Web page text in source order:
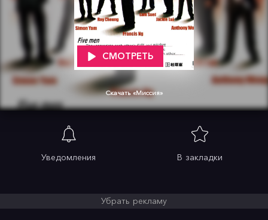
СМОТРЕТЬ
Скачать «Миссия»
Уведомления В закладки
Убрать рекламу